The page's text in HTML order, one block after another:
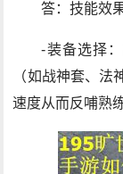
答：技能效
-装备选择
（如战神套、
速度从而反哺熟